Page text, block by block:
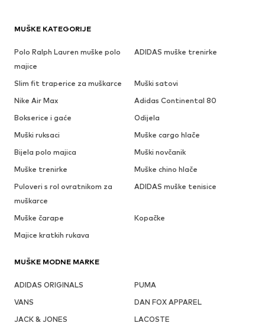
MUŠKE KATEGORIJE
Polo Ralph Lauren muške polo
majice
ADIDAS muške trenirke
Slim fit traperice za muškarce
Muški satovi
Nike Air Max
Adidas Continental 80
Bokserice i gaće
Odijela
Muški ruksaci
Muške cargo hlače
Bijela polo majica
Muški novčanik
Muške trenirke
Muške chino hlače
Puloveri s rol ovratnikom za
muškarce
ADIDAS muške tenisice
Muške čarape
Kopačke
Majice kratkih rukava
MUŠKE MODNE MARKE
ADIDAS ORIGINALS
PUMA
VANS
DAN FOX APPAREL
JACK & JONES
LACOSTE